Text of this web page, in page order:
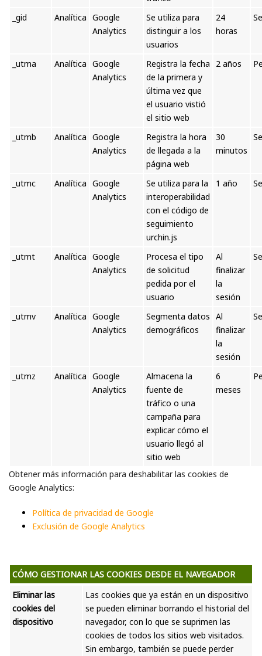
_gid
Analítica Google
Analytics
Se utiliza para
distinguir a los
usuarios
24
horas
_utma Analítica Google
Analytics
Registra la fecha
de la primera y
última vez que
el usuario vistió
el sitio web
2 años
_utmb Analítica Google
Analytics
Registra la hora
de llegada a la
página web
30
minutos
_utmc Analítica Google
Analytics
Se utiliza para la
interoperabilidad
con el código de
seguimiento
urchin.js
1 año
_utmt Analítica Google
Analytics
Procesa el tipo
de solicitud
pedida por el
usuario
Al
finalizar
la
sesión
_utmv Analítica Google
Analytics
Segmenta datos
demográficos
Al
finalizar
la
sesión
_utmz Analítica Google
Analytics
Almacena la
fuente de
tráfico o una
campaña para
explicar cómo el
usuario llegó al
sitio web
6
meses
Obtener más información para deshabilitar las cookies de
Google Analytics:
Política de privacidad de Google
Exclusión de Google Analytics
CÓMO GESTIONAR LAS COOKIES DESDE EL NAVEGADOR
Eliminar las
cookies del
dispositivo
Las cookies que ya están en un dispositivo
se pueden eliminar borrando el historial del
navegador, con lo que se suprimen las
cookies de todos los sitios web visitados.
Sin embargo, también se puede perder